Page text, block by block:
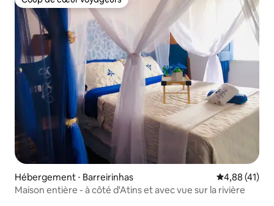
Coup de cœur voyageurs
Hébergement ⋅ Barreirinhas Évaluation
4,88 (41)
Maison entière - à côté d'Atins et avec vue sur la rivière